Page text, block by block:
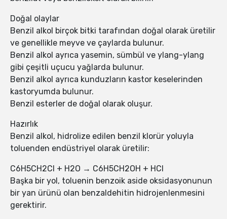
Doğal olaylar
Benzil alkol birçok bitki tarafından doğal olarak üretilir
ve genellikle meyve ve çaylarda bulunur.
Benzil alkol ayrıca yasemin, sümbül ve ylang-ylang
gibi çeşitli uçucu yağlarda bulunur.
Benzil alkol ayrıca kunduzların kastor keselerinden
kastoryumda bulunur.
Benzil esterler de doğal olarak oluşur.
Hazırlık
Benzil alkol, hidrolize edilen benzil klorür yoluyla
toluenden endüstriyel olarak üretilir:
C6H5CH2Cl + H2O → C6H5CH2OH + HCl
Başka bir yol, toluenin benzoik aside oksidasyonunun
bir yan ürünü olan benzaldehitin hidrojenlenmesini
gerektirir.